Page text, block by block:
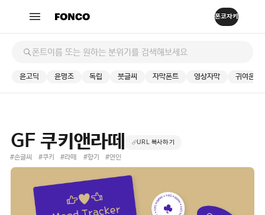
윤고딕 윤명조 독립 붓글씨 자막폰트 영상자막 귀여운
GF 쿠키앤라떼 URL 복사하기
#손글씨 #쿠키 #라떼 #향기 #연인